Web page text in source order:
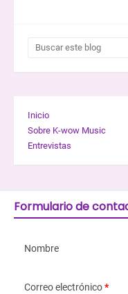
Inicio
Sobre K-wow Music
Entrevistas
Formulario de
Nombre
Correo electrónico*